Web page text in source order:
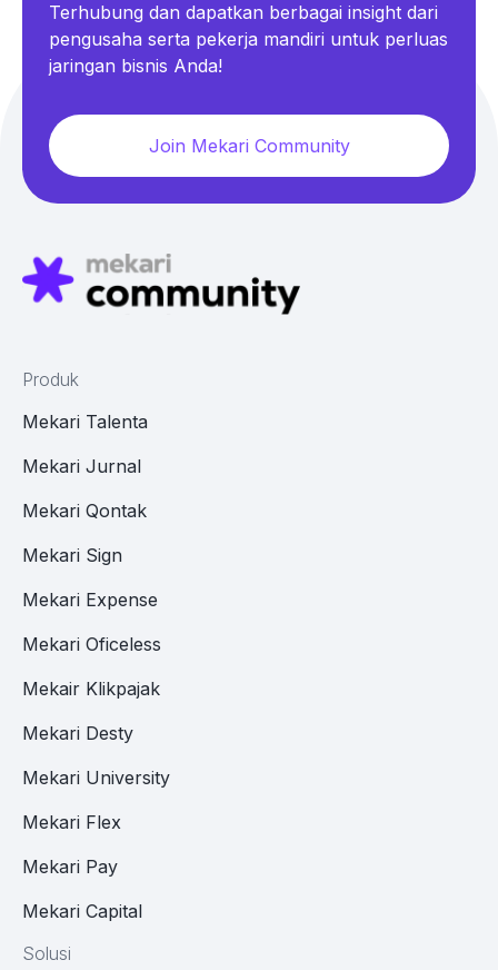
Terhubung dan dapatkan berbagai insight dari
pengusaha serta pekerja mandiri untuk perluas
jaringan bisnis Anda!
Join Mekari Community
Produk
Mekari Talenta
Mekari Jurnal
Mekari Qontak
Mekari Sign
Mekari Expense
Mekari Oficeless
Mekair Klikpajak
Mekari Desty
Mekari University
Mekari Flex
Mekari Pay
Mekari Capital
Solusi